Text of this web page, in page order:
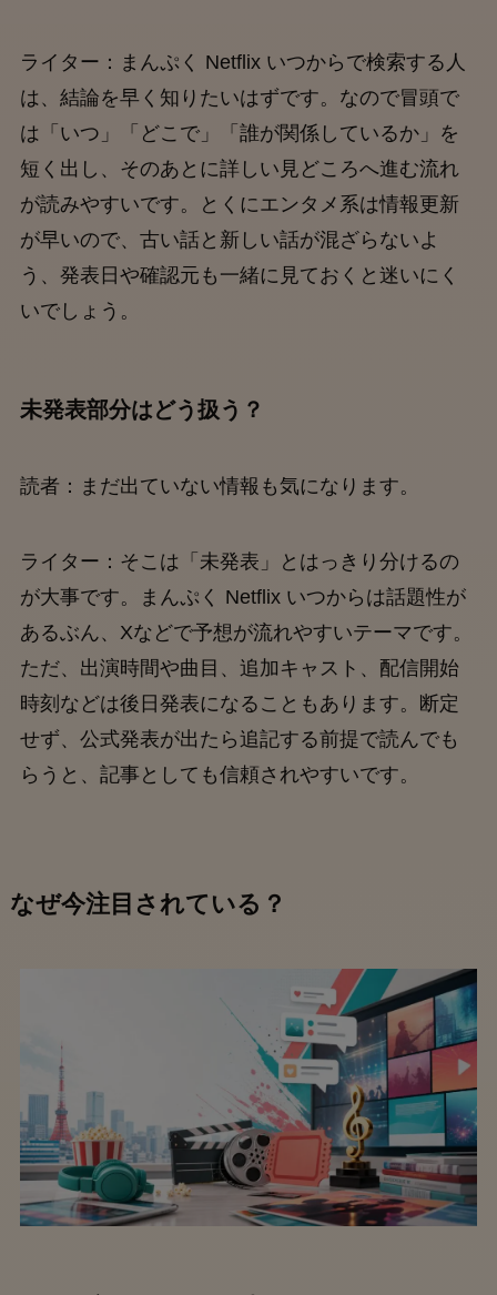
ライター：まんぷく Netflix いつからで検索する人
は、結論を早く知りたいはずです。なので冒頭で
は「いつ」「どこで」「誰が関係しているか」を
短く出し、そのあとに詳しい見どころへ進む流れ
が読みやすいです。とくにエンタメ系は情報更新
が早いので、古い話と新しい話が混ざらないよ
う、発表日や確認元も一緒に見ておくと迷いにく
いでしょう。
未発表部分はどう扱う？
読者：まだ出ていない情報も気になります。
ライター：そこは「未発表」とはっきり分けるの
が大事です。まんぷく Netflix いつからは話題性が
あるぶん、Xなどで予想が流れやすいテーマです。
ただ、出演時間や曲目、追加キャスト、配信開始
時刻などは後日発表になることもあります。断定
せず、公式発表が出たら追記する前提で読んでも
らうと、記事としても信頼されやすいです。
なぜ今注目されている？